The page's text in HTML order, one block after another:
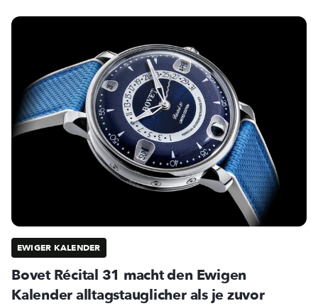
EWIGER KALENDER
Bovet Récital 31 macht den Ewigen
Kalender alltagstauglicher als je zuvor